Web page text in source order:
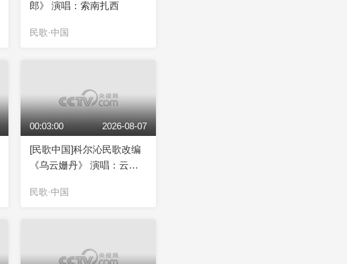
郎》 演唱：索南扎西
民歌·中国
00:03:00 2026-08-07
[民歌中国]科尔沁民歌改编
《乌云姗丹》 演唱：云图
民歌·中国